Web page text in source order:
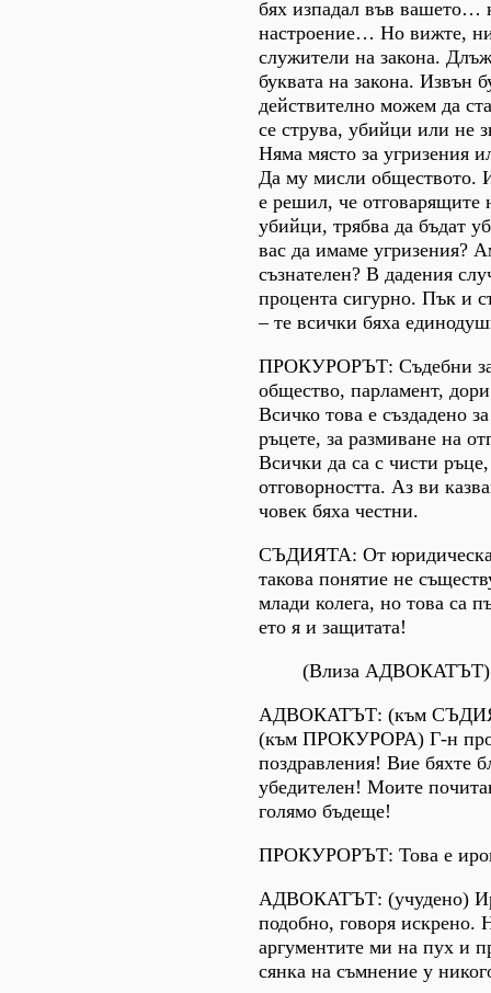
бях изпадал във вашето…
настроение… Но вижте,
служители на закона.
буквата на закона. Извън
действително можем да
се струва, убийци или не
Няма място за угризения
Да му мисли обществото.
е решил, че отговарящите
убийци, трябва да бъдат
вас да имаме угризения?
съзнателен? В дадения
процента сигурно. Пък и
– те всички бяха
ПРОКУРОРЪТ: Съдебни
общество, парламент,
Всичко това е създадено
ръцете, за размиване на
Всички да са с чисти
отговорността. Аз ви
човек бяха честни.
СЪДИЯТА: От юридическа
такова понятие не
млади колега, но това са
ето я и защитата!
(Влиза АДВОКАТЪТ)
АДВОКАТЪТ: (към
(към ПРОКУРОРА) Г-н
поздравления! Вие бяхте
убедителен! Моите
голямо бъдеще!
ПРОКУРОРЪТ: Това е
АДВОКАТЪТ: (учудено)
подобно, говоря искрено.
аргументите ми на пух и
сянка на съмнение у